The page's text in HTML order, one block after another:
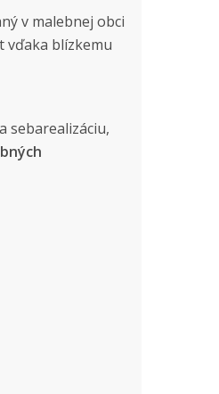
v malebnej obci
vďaka blízkemu
sebarealizáciu,